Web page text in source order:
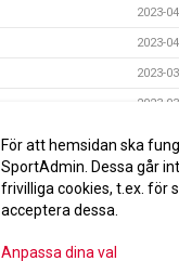
2023-
2023-
2023-
2023-
2022-
För att hemsidan ska
SportAdmin. Dessa går
frivilliga cookies, t.ex. för
acceptera dessa.
Anpassa dina val